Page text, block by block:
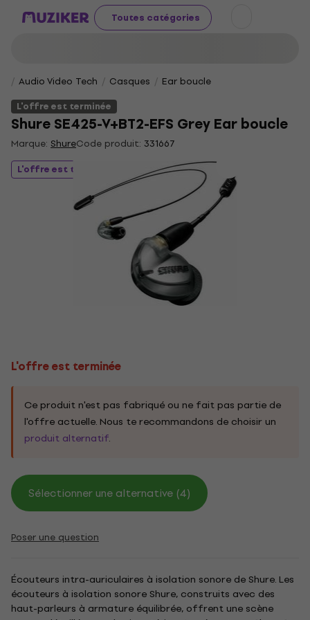
Toutes catégories
Audio Video Tech Casques
Ear boucle
L'offre est terminée
Shure SE425-V+BT2-EFS Grey Ear boucle
Marque: ShureCode produit: 331667
L'offre est terminée
L'offre est terminée
Ce produit n'est pas fabriqué ou ne fait pas partie de
l'offre actuelle. Nous te recommandons de choisir un
produit alternatif.
Sélectionner une alternative (4)
Poser une question
Écouteurs intra-auriculaires à isolation sonore de Shure. Les
écouteurs à isolation sonore Shure, construits avec des
haut-parleurs à armature équilibrée, offrent une scène